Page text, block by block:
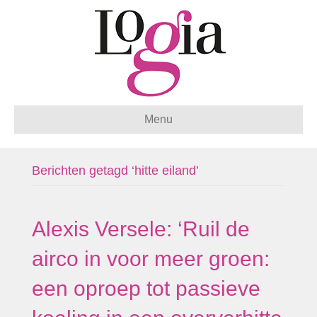
Menu
Berichten getagd ‘hitte eiland’
Alexis Versele: ‘Ruil de
airco in voor meer groen:
een oproep tot passieve